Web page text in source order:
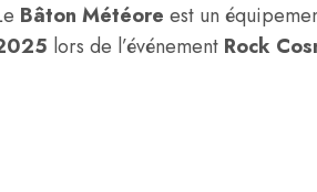
Bâton Météore est un
lors de l’événement Rock